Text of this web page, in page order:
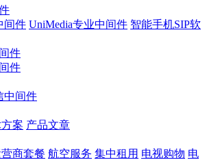
间件 UniMedia专业中间件 智能手机SIP软
件
件
中间件
案 产品文章
商套餐 航空服务 集中租用 电视购物 电